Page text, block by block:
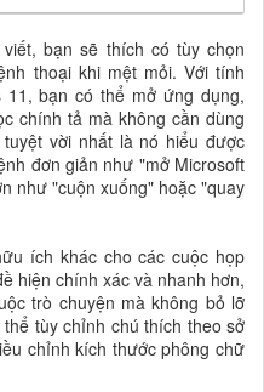
bạn sẽ thích có tùy chọn
thoại khi mệt mỏi. Với tính
11, bạn có thể mở ứng dụng,
chính tả mà không cần dùng
vời nhất là nó hiểu được
đơn giản như "mở Microsoft
như "cuộn xuống" hoặc "quay
ích khác cho các cuộc họp
hiện chính xác và nhanh hơn,
trò chuyện mà không bỏ lỡ
tùy chỉnh chú thích theo sở
chỉnh kích thước phông chữ